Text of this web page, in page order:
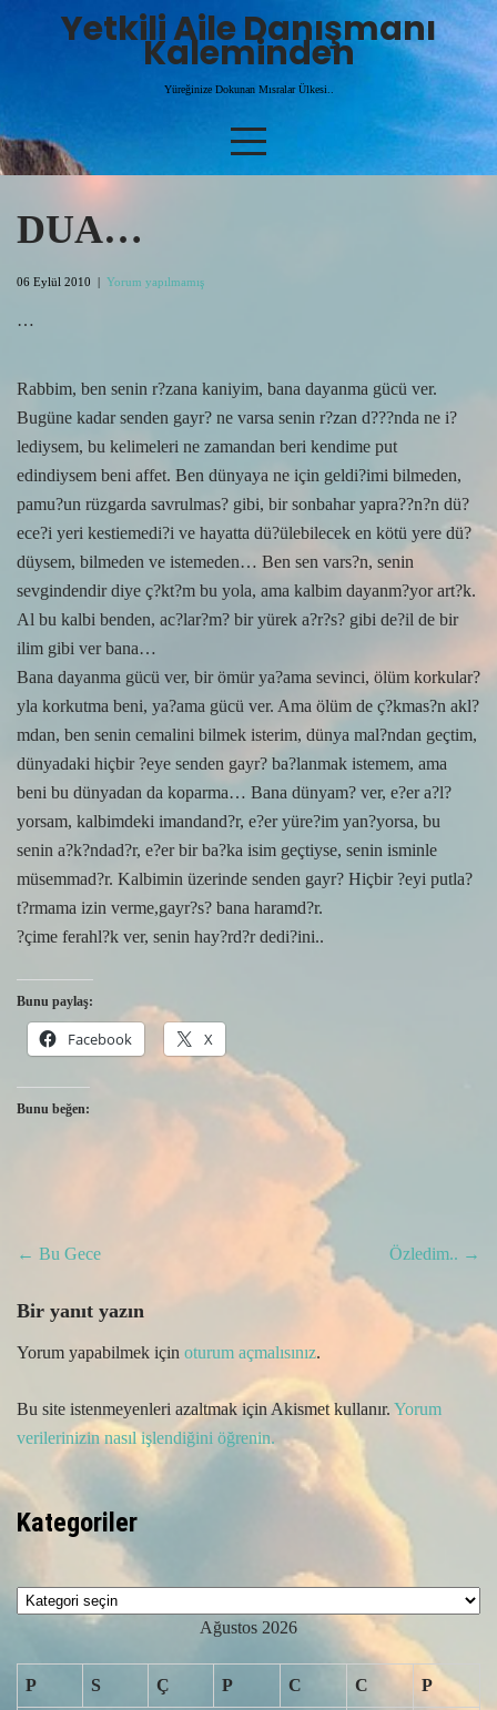
Yetkili Aile Danışmanı
Kaleminden
Yüreğinize Dokunan Mısralar Ülkesi..
DUA…
06 Eylül 2010 | Yorum yapılmamış
…
Rabbim, ben senin r?zana kaniyim, bana dayanma gücü ver.
Bugüne kadar senden gayr? ne varsa senin r?zan d???nda ne i?
lediysem, bu kelimeleri ne zamandan beri kendime put
edindiysem beni affet. Ben dünyaya ne için geldi?imi bilmeden,
pamu?un rüzgarda savrulmas? gibi, bir sonbahar yapra??n?n dü?
ece?i yeri kestiemedi?i ve hayatta dü?ülebilecek en kötü yere dü?
düysem, bilmeden ve istemeden… Ben sen vars?n, senin
sevgindendir diye ç?kt?m bu yola, ama kalbim dayanm?yor art?k.
Al bu kalbi benden, ac?lar?m? bir yürek a?r?s? gibi de?il de bir
ilim gibi ver bana…
Bana dayanma gücü ver, bir ömür ya?ama sevinci, ölüm korkular?
yla korkutma beni, ya?ama gücü ver. Ama ölüm de ç?kmas?n akl?
mdan, ben senin cemalini bilmek isterim, dünya mal?ndan geçtim,
dünyadaki hiçbir ?eye senden gayr? ba?lanmak istemem, ama
beni bu dünyadan da koparma… Bana dünyam? ver, e?er a?l?
yorsam, kalbimdeki imandand?r, e?er yüre?im yan?yorsa, bu
senin a?k?ndad?r, e?er bir ba?ka isim geçtiyse, senin isminle
müsemmad?r. Kalbimin üzerinde senden gayr? Hiçbir ?eyi putla?
t?rmama izin verme,gayr?s? bana haramd?r.
?çime ferahl?k ver, senin hay?rd?r dedi?ini..
Bunu paylaş:
Facebook X
Bunu beğen:
Post
navigation
← Bu Gece Özledim.. →
Bir yanıt yazın
Yorum yapabilmek için oturum açmalısınız.
Bu site istenmeyenleri azaltmak için Akismet kullanır. Yorum
verilerinizin nasıl işlendiğini öğrenin.
Kategoriler
Kategoriler
Ağustos 2026
P S Ç P C C P